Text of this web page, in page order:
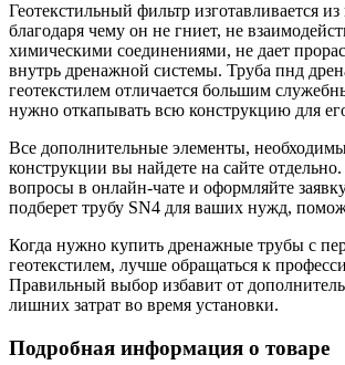
Геотекстильный фильтр изготавливается
благодаря чему он не гниет, не
химическими соединениями, не дает
внутрь дренажной системы. Труба пнд
геотекстилем отличается большим
нужно откапывать всю конструкцию для
Все дополнительные элементы,
конструкции вы найдете на сайте отдельно.
вопросы в онлайн-чате и оформляйте
подберет трубу SN4 для ваших нужд,
Когда нужно купить дренажные трубы с
геотекстилем, лучше обращаться к
Правильный выбор избавит от
лишних затрат во время установки.
Подробная информация о товаре